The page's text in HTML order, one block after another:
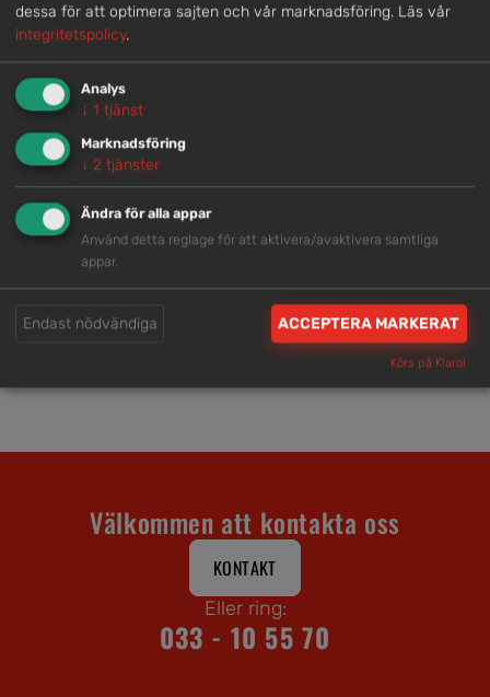
Snabb service
Vi har tillgänglig personal som är redo att hjälpa dig.
Trygg rådgivning
Våra hjälpsamma medarbetare är experter inom
branschen.
Brett och samlat utbud
Välkommen att kontakta oss
KONTAKT
Eller ring:
033 - 10 55 70
dessa för att optimera sajten och vår marknadsföring. Läs vår
integritetspolicy.
Analys
↓ 1 tjänst
Marknadsföring
↓ 2 tjänster
Ändra för alla appar
Använd detta reglage för att aktivera/avaktivera samtliga
appar.
Endast nödvändiga ACCEPTERA MARKERAT
Körs på Klaro!